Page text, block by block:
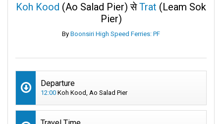
Koh Kood (Ao Salad Pier) सेTrat (Leam Sok
Pier)
By Boonsiri High Speed Ferries: PF
Departure
12:00 Koh Kood, Ao Salad Pier